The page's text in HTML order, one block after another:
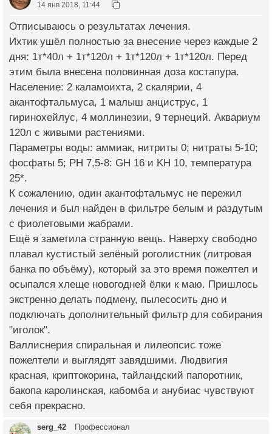
14 янв 2018, 11:44
Отписываюсь о результатах лечения.
Ихтик ушёл полностью за внесение через каждые 2
дня: 1т*40л + 1т*120л + 1т*120л + 1т*120л. Перед
этим была внесена половинная доза костапура.
Население: 2 каламоихта, 2 скалярии, 4
акантофтальмуса, 1 малыш анциструс, 1
гиринохейлус, 4 моллинезии, 9 тернеций. Аквариум
120л с живыми растениями.
Параметры воды: аммиак, нитриты 0; нитраты 5-10;
фосфаты 5; PH 7,5-8: GH 16 и KH 10, температура
25*.
К сожалению, один акантофтальмус не пережил
лечения и был найден в фильтре белым и раздутым
с фиолетовыми жабрами.
Ещё я заметила странную вещь. Наверху свободно
плавал кустистый зелёный роголистник (литровая
банка по объёму), который за это время пожелтел и
осыпался хлеще новогодней ёлки к маю. Пришлось
экстренно делать подмену, пылесосить дно и
подключать дополнительный фильтр для собирания
"иголок".
Валлиснерия спиральная и лилеопсис тоже
пожелтели и выглядят завядшими. Людвигия
красная, криптокорина, тайландский папоротник,
бакопа каролинская, кабомба и анубиас чувствуют
себя прекрасно.
serg_42 Профессионал